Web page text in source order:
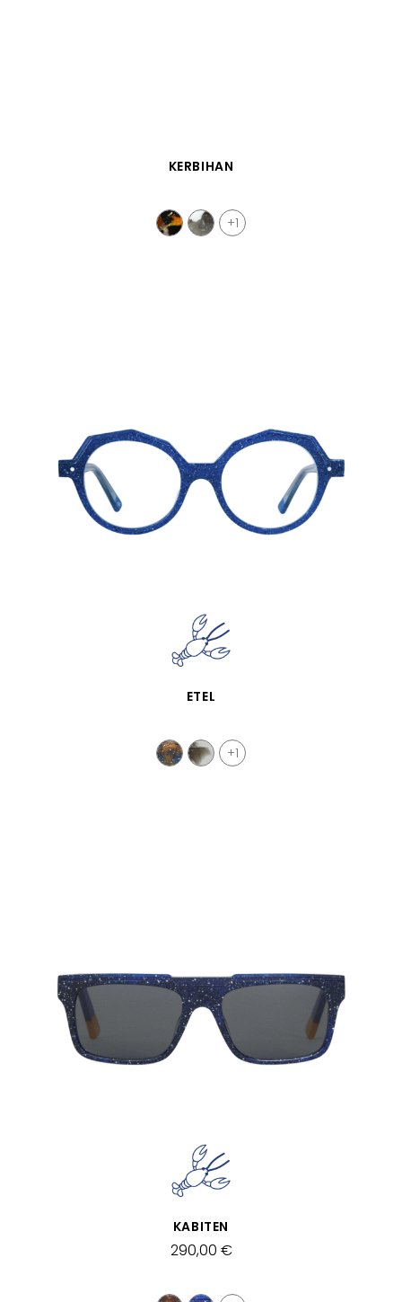
VISTA RÁPIDA
KERBIHAN
+1
VISTA RÁPIDA
ETEL
+1
VISTA RÁPIDA
KABITEN
290,00 €